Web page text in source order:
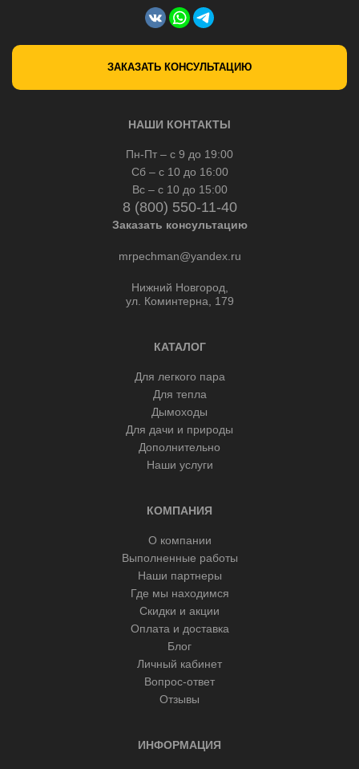
ЗАКАЗАТЬ КОНСУЛЬТАЦИЮ
НАШИ КОНТАКТЫ
Пн-Пт – с 9 до 19:00
Сб – с 10 до 16:00
Вс – с 10 до 15:00
8 (800) 550-11-40
Заказать консультацию
mrpechman@yandex.ru
Нижний Новгород,
ул. Коминтерна, 179
КАТАЛОГ
Для легкого пара
Для тепла
Дымоходы
Для дачи и природы
Дополнительно
Наши услуги
КОМПАНИЯ
О компании
Выполненные работы
Наши партнеры
Где мы находимся
Скидки и акции
Оплата и доставка
Блог
Личный кабинет
Вопрос-ответ
Отзывы
ИНФОРМАЦИЯ